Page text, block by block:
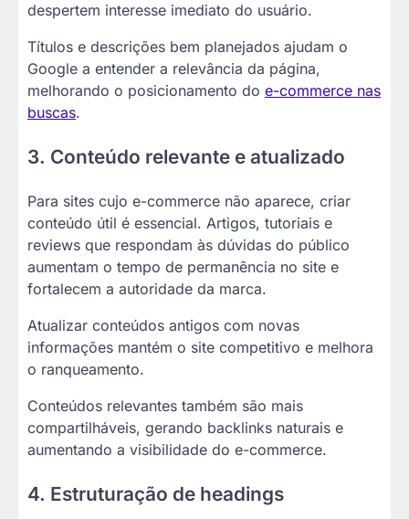
despertem interesse imediato do usuário.
Títulos e descrições bem planejados ajudam o
Google a entender a relevância da página,
melhorando o posicionamento do e-commerce nas
buscas.
3. Conteúdo relevante e atualizado
Para sites cujo e-commerce não aparece, criar
conteúdo útil é essencial. Artigos, tutoriais e
reviews que respondam às dúvidas do público
aumentam o tempo de permanência no site e
fortalecem a autoridade da marca.
Atualizar conteúdos antigos com novas
informações mantém o site competitivo e melhora
o ranqueamento.
Conteúdos relevantes também são mais
compartilháveis, gerando backlinks naturais e
aumentando a visibilidade do e-commerce.
4. Estruturação de headings